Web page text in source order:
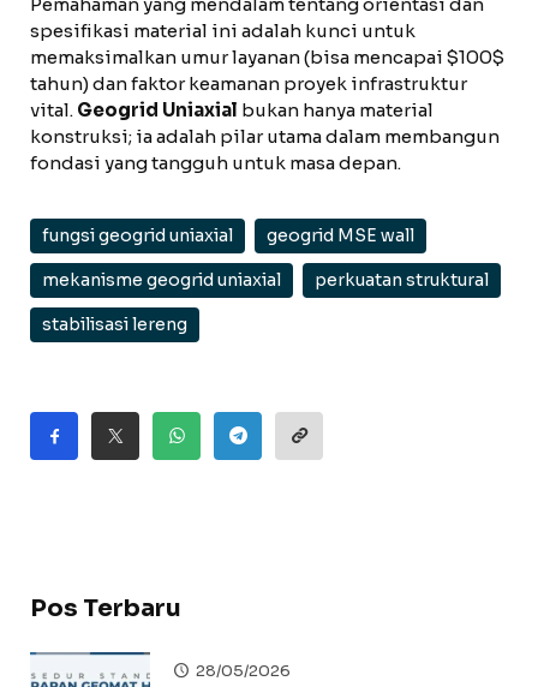
spesifikasi material ini adalah kunci untuk
memaksimalkan umur layanan (bisa mencapai $100$
tahun) dan faktor keamanan proyek infrastruktur
vital. Geogrid Uniaxial bukan hanya material
konstruksi; ia adalah pilar utama dalam membangun
fondasi yang tangguh untuk masa depan.
fungsi geogrid uniaxial geogrid MSE wall
mekanisme geogrid uniaxial perkuatan struktural
stabilisasi lereng
Pos Terbaru
28/05/2026